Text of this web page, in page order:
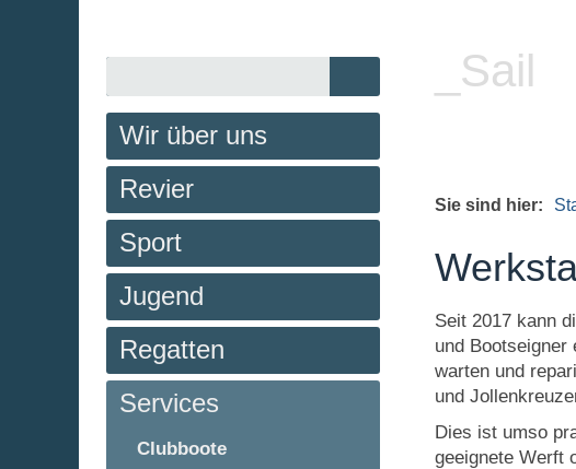
_Sail
Sie sind hier:
Seit 2017 kann
und Bootseigner
warten und
und
Dies ist umso
geeignete Werft
Wir über uns
Revier
Sport
Jugend
Regatten
Services
Clubboote